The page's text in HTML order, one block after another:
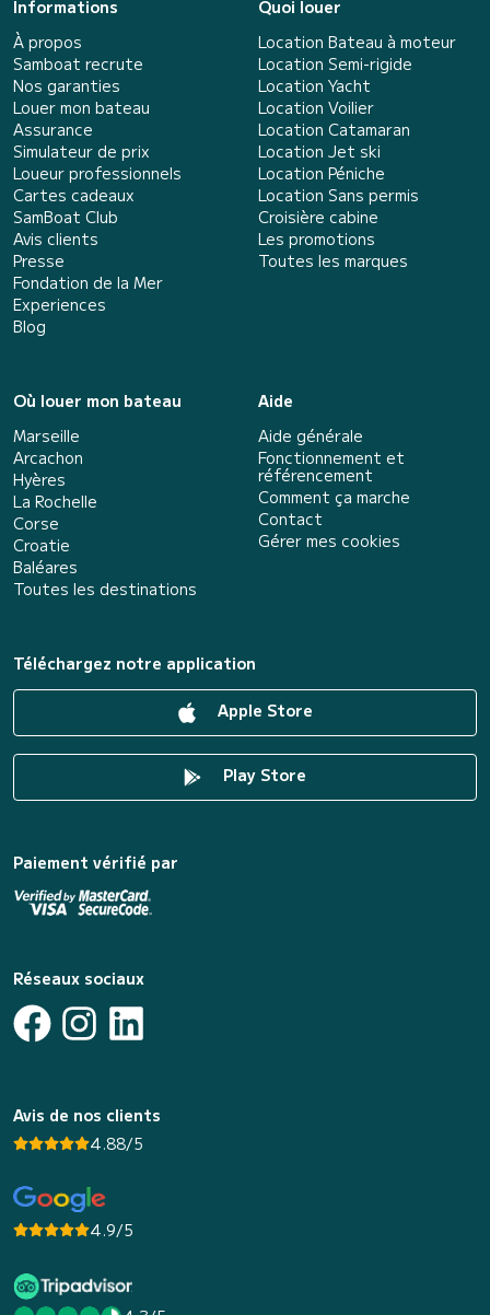
Informations
À propos
Samboat recrute
Nos garanties
Louer mon bateau
Assurance
Simulateur de prix
Loueur professionnels
Cartes cadeaux
SamBoat Club
Avis clients
Presse
Fondation de la Mer
Experiences
Blog
Quoi louer
Location Bateau à moteur
Location Semi-rigide
Location Yacht
Location Voilier
Location Catamaran
Location Jet ski
Location Péniche
Location Sans permis
Croisière cabine
Les promotions
Toutes les marques
Où louer mon bateau
Marseille
Arcachon
Hyères
La Rochelle
Corse
Croatie
Baléares
Toutes les destinations
Aide
Aide générale
Fonctionnement et
référencement
Comment ça marche
Contact
Gérer mes cookies
Téléchargez notre application
Apple Store
Play Store
Paiement vérifié par
Réseaux sociaux
Avis de nos clients
4.88/5
4.9/5